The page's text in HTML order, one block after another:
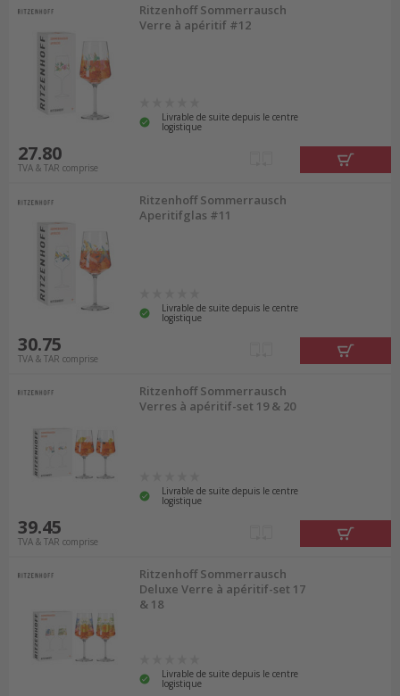
Ritzenhoff Sommerrausch
Verre à apéritif #12
Livrable de suite depuis le centre
logistique
27.80
TVA & TAR comprise
Ritzenhoff Sommerrausch
Aperitifglas #11
Livrable de suite depuis le centre
logistique
30.75
TVA & TAR comprise
Ritzenhoff Sommerrausch
Verres à apéritif-set 19 & 20
Livrable de suite depuis le centre
logistique
39.45
TVA & TAR comprise
Ritzenhoff Sommerrausch
Deluxe Verre à apéritif-set 17
& 18
Livrable de suite depuis le centre
logistique